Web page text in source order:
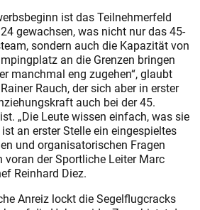
ist das Teilnehmerfeld
gewachsen, was nicht nur das 45-
sondern auch die Kapazität von
an die Grenzen bringen
manchmal eng zugehen“, glaubt
Rauch, der sich aber in erster
auch bei der 45.
„Die Leute wissen einfach, was sie
an erster Stelle ein eingespieltes
und organisatorischen Fragen
voran der Sportliche Leiter Marc
Reinhard Diez.
Anreiz lockt die Segelflugcracks